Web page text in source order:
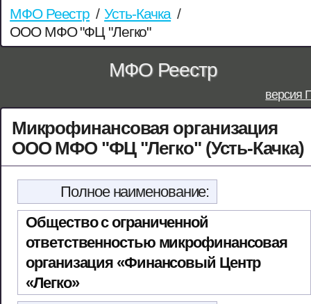
МФО Реестр / Усть-Качка /
ООО МФО "ФЦ "Легко"
МФО Реестр
версия
Микрофинансовая организация
ООО МФО "ФЦ "Легко" (Усть-Качка)
Полное наименование:
Общество с ограниченной
ответственностью микрофинансовая
организация «Финансовый Центр
«Легко»